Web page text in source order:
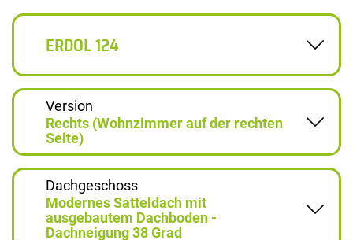
ERDOL 124
Version
Rechts (Wohnzimmer auf der rechten
Seite)
Dachgeschoss
Modernes Satteldach mit
ausgebautem Dachboden -
Dachneigung 38 Grad